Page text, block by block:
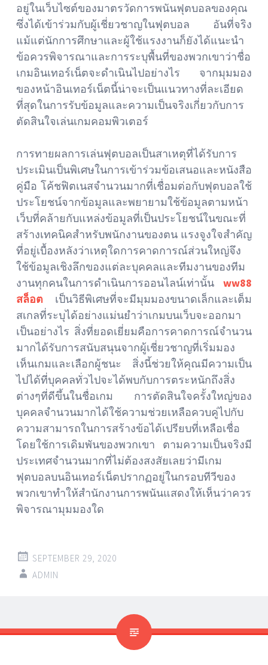
อยู่ในเว็บไซต์ของมาตรวัดการพนันฟุตบอลของคุณ
ซึ่งได้เข้าร่วมกับผู้เชี่ยวชาญในฟุตบอล อันที่จริง
แม้แต่นักการศึกษาและผู้ใช้แรงงานก็ยังได้แนะนำ
ข้อควรพิจารณาและการระบุพื้นที่ของพวกเขาว่าชื่อ
เกมอินเทอร์เน็ตจะดำเนินไปอย่างไร จากมุมมอง
ของหน้าอินเทอร์เน็ตนี้น่าจะเป็นแนวทางที่ละเอียด
ที่สุดในการรับข้อมูลและความเป็นจริงเกี่ยวกับการ
ตัดสินใจเล่นเกมคอมพิวเตอร์
การทายผลการเล่นฟุตบอลเป็นสาเหตุที่ได้รับการ
ประเมินเป็นพิเศษในการเข้าร่วมข้อเสนอและหนังสือ
คู่มือ โค้ชฟิตเนสจำนวนมากที่เชื่อมต่อกับฟุตบอลใช้
ประโยชน์จากข้อมูลและพยายามใช้ข้อมูลตามหน้า
เว็บที่คล้ายกับแหล่งข้อมูลที่เป็นประโยชน์ในขณะที่
สร้างเทคนิคสำหรับพนักงานของตน แรงจูงใจสำคัญ
ที่อยู่เบื้องหลังว่าเหตุใดการคาดการณ์ส่วนใหญ่จึง
ใช้ข้อมูลเชิงลึกของแต่ละบุคคลและทีมงานของทีม
งานทุกคนในการดำเนินการออนไลน์เท่านั้น ww88
สล็อต เป็นวิธีพิเศษที่จะมีมุมมองขนาดเล็กและเต็ม
สเกลที่ระบุได้อย่างแม่นยำว่าเกมบนเว็บจะออกมา
เป็นอย่างไร สิ่งที่ยอดเยี่ยมคือการคาดการณ์จำนวน
มากได้รับการสนับสนุนจากผู้เชี่ยวชาญที่เริ่มมอง
เห็นเกมและเลือกผู้ชนะ สิ่งนี้ช่วยให้คุณมีความเป็น
ไปได้ที่บุคคลทั่วไปจะได้พบกับการตระหนักถึงสิ่ง
ต่างๆที่ดีขึ้นในชื่อเกม การตัดสินใจครั้งใหญ่ของ
บุคคลจำนวนมากได้ใช้ความช่วยเหลือควบคู่ไปกับ
ความสามารถในการสร้างข้อได้เปรียบที่เหลือเชื่อ
โดยใช้การเดิมพันของพวกเขา ตามความเป็นจริงมี
ประเทศจำนวนมากที่ไม่ต้องสงสัยเลยว่ามีเกม
ฟุตบอลบนอินเทอร์เน็ตปรากฏอยู่ในกรอบทีวีของ
พวกเขาทำให้สำนักงานการพนันแสดงให้เห็นว่าควร
พิจารณามุมมองใด
SEPTEMBER 29, 2020
ADMIN